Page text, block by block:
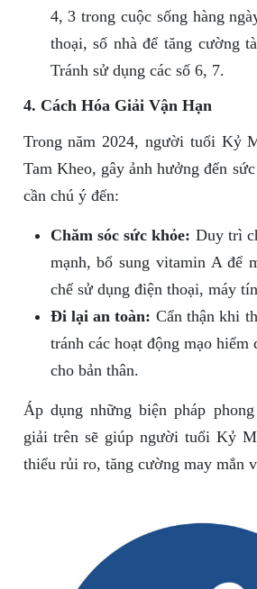
4, 3 trong cuộc sống hàng
thoại, số nhà để tăng cường
Tránh sử dụng các số 6, 7.
4. Cách Hóa Giải Vận Hạn
Trong năm 2024, người tuổi Kỷ
Tam Kheo, gây ảnh hưởng đến
cần chú ý đến:
Chăm sóc sức khỏe: Duy trì
mạnh, bổ sung vitamin A để
chế sử dụng điện thoại, máy
Đi lại an toàn: Cẩn thận khi
tránh các hoạt động mạo hiểm
cho bản thân.
Áp dụng những biện pháp
giải trên sẽ giúp người tuổi Kỷ
thiểu rủi ro, tăng cường may mắn